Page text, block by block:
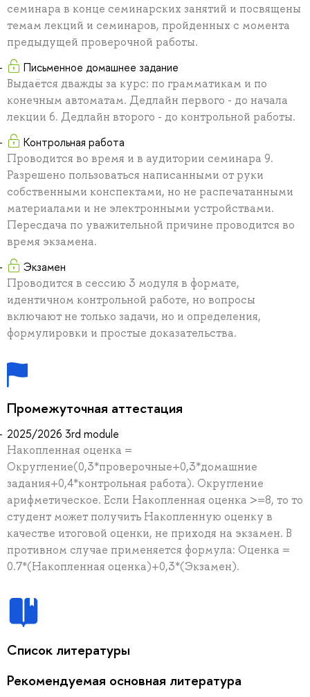
семинара в конце семинарских занятий и посвящены
темам лекций и семинаров, пройденных с момента
предыдущей проверочной работы.
Письменное домашнее задание
Выдаётся дважды за курс: по грамматикам и по
конечным автоматам. Дедлайн первого - до начала
лекции 6. Дедлайн второго - до контрольной работы.
Контрольная работа
Проводится во время и в аудитории семинара 9.
Разрешено пользоваться написанными от руки
собственными конспектами, но не распечатанными
материалами и не электронными устройствами.
Пересдача по уважительной причине проводится во
время экзамена.
Экзамен
Проводится в сессию 3 модуля в формате,
идентичном контрольной работе, но вопросы
включают не только задачи, но и определения,
формулировки и простые доказательства.
Промежуточная аттестация
2025/2026 3rd module
Накопленная оценка =
Округление(0,3*проверочные+0,3*домашние
задания+0,4*контрольная работа). Округление
арифметическое. Если Накопленная оценка >=8, то то
студент может получить Накопленную оценку в
качестве итоговой оценки, не приходя на экзамен. В
противном случае применяется формула: Оценка =
0.7*(Накопленная оценка)+0,3*(Экзамен).
Список литературы
Рекомендуемая основная литература